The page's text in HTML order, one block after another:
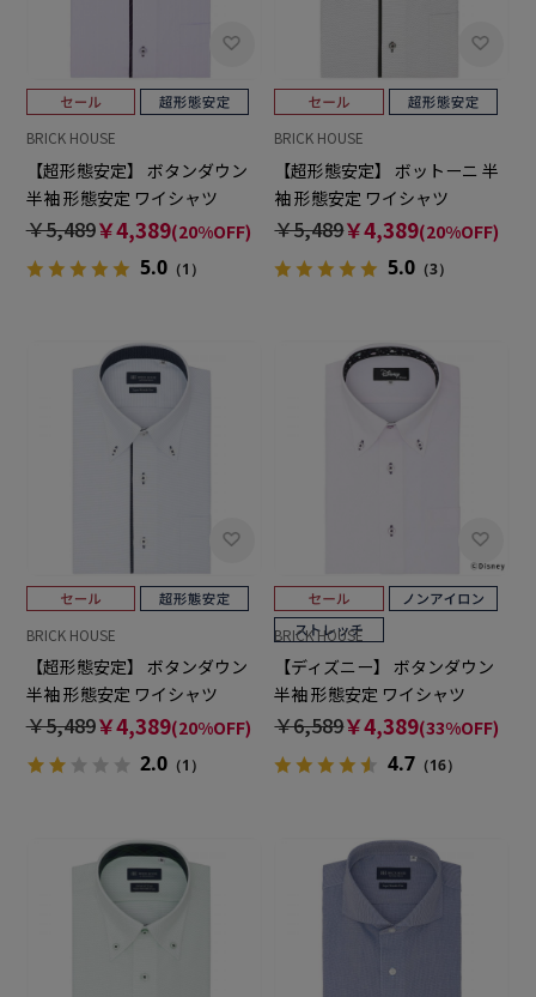
BRICK HOUSE
【超形態安定】 ボタンダウン
半袖 形態安定 ワイシャツ
￥5,489￥4,389(20%OFF)
5.0（1）
BRICK HOUSE
【超形態安定】 ボットーニ 半
袖 形態安定 ワイシャツ
￥5,489￥4,389(20%OFF)
5.0 （3）
BRICK HOUSE
【超形態安定】 ボタンダウン
半袖 形態安定 ワイシャツ
￥5,489￥4,389(20%OFF)
2.0（1）
BRICK HOUSE
【ディズニー】 ボタンダウン
半袖 形態安定 ワイシャツ
￥6,589￥4,389(33%OFF)
4.7 （16）